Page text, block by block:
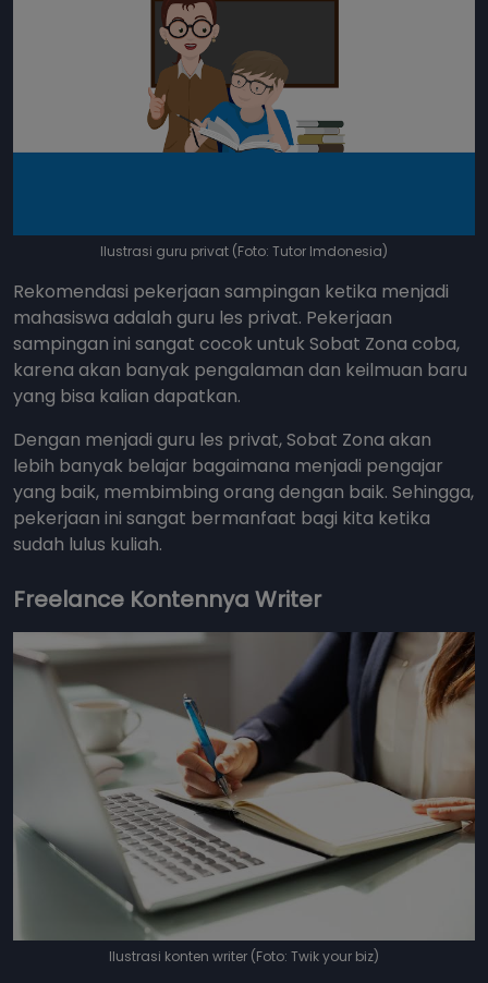
Ilustrasi guru privat (Foto: Tutor Imdonesia)
Rekomendasi pekerjaan sampingan ketika menjadi
mahasiswa adalah guru les privat. Pekerjaan
sampingan ini sangat cocok untuk Sobat Zona coba,
karena akan banyak pengalaman dan keilmuan baru
yang bisa kalian dapatkan.
Dengan menjadi guru les privat, Sobat Zona akan
lebih banyak belajar bagaimana menjadi pengajar
yang baik, membimbing orang dengan baik. Sehingga,
pekerjaan ini sangat bermanfaat bagi kita ketika
sudah lulus kuliah.
Freelance Kontennya Writer
Ilustrasi konten writer (Foto: Twik your biz)